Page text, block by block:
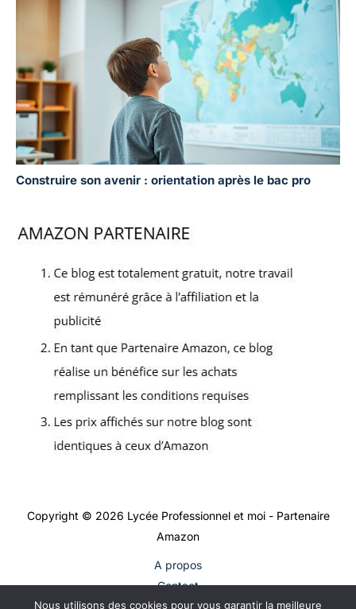
Construire son avenir : orientation après le bac pro
Copyright © 2026 Lycée Professionnel et moi - Partenaire
Amazon
A propos
Contact
Nous utilisons des cookies pour vous garantir la meilleure